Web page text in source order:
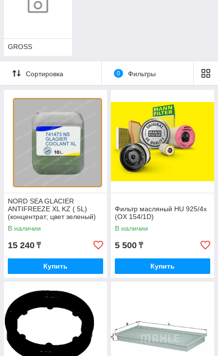
GROSS
Сортировка 0 Фильтры
NORD SEA GLACIER
ANTIFREEZE XL KZ ( 5L)
(концентрат; цвет зеленый)
В наличии
15 240 ₸
Купить
Фильтр масляный HU 925/4x
(OX 154/1D)
В наличии
5 500 ₸
Купить